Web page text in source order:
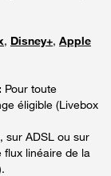
, Disney+, Apple
Pour toute
éligible (Livebox
sur ADSL ou sur
flux linéaire de la